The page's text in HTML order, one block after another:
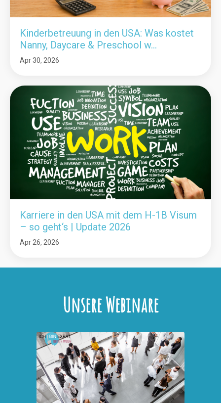
Kinderbetreuung in den USA: Was kostet
Nanny, Daycare & Preschool w...
Apr 30, 2026
Karriere in den USA mit dem H-1B Visum
– so geht‘s | Update 2026
Apr 26, 2026
Unsere Webinare